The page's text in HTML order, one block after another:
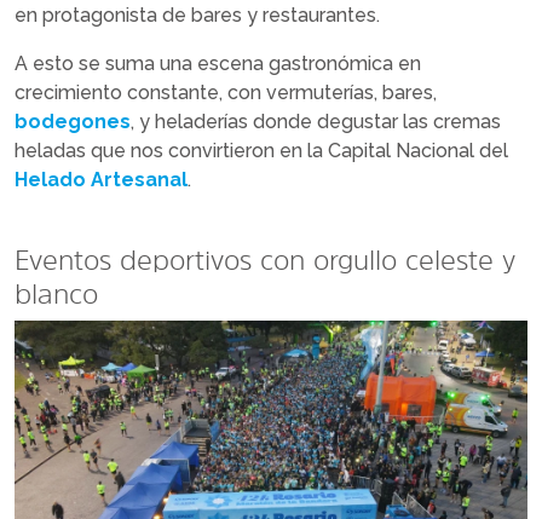
en protagonista de bares y restaurantes.
A esto se suma una escena gastronómica en
crecimiento constante, con vermuterías, bares,
bodegones, y heladerías donde degustar las cremas
heladas que nos convirtieron en la Capital Nacional del
Helado Artesanal.
Eventos deportivos con orgullo celeste y
blanco